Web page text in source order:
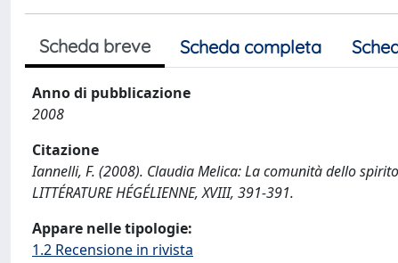
Scheda breve Scheda completa
Anno di pubblicazione
2008
Citazione
Iannelli, F. (2008). Claudia Melica: La comunità dello
LITTÉRATURE HÉGÉLIENNE, XVIII, 391-391.
Appare nelle tipologie:
1.2 Recensione in rivista